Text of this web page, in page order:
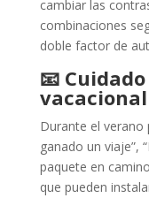
cambiar las
combinaciones
doble factor de
📧
vacacional
Durante el verano
ganado un viaje”,
paquete en
que pueden